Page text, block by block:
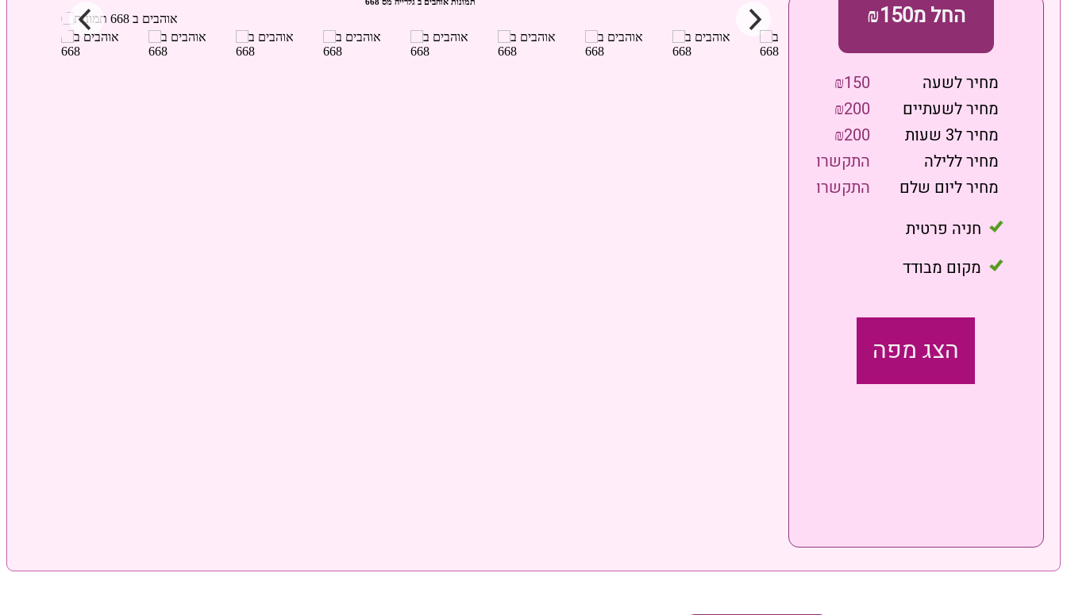
החל מ₪150
מחיר לשעה
₪150
מחיר לשעתיים
₪200
מחיר ל3 שעות
₪200
מחיר ללילה
התקשרו
מחיר ליום שלם
התקשרו
חניה פרטית
מקום מבודד
הצג מפה